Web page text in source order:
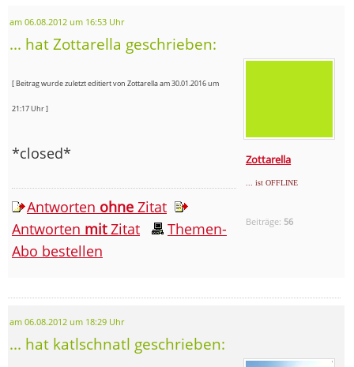
am 06.08.2012 um 16:53 Uhr
... hat Zottarella geschrieben:
Zottarella
... ist OFFLINE
Beiträge: 56
[ Beitrag wurde zuletzt editiert von Zottarella am 30.01.2016 um
21:17 Uhr ]
*closed*
Antworten ohne Zitat
Antworten mitZitat
Themen-
Abo bestellen
am 06.08.2012 um 18:29 Uhr
... hat katlschnatl geschrieben: